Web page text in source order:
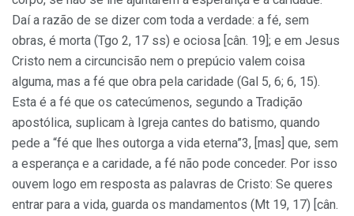
Daí a razão de se dizer com toda a verdade: a fé, sem
obras, é morta (Tgo 2, 17 ss) e ociosa [cân. 19]; e em Jesus
Cristo nem a circuncisão nem o prepúcio valem coisa
alguma, mas a fé que obra pela caridade (Gal 5, 6; 6, 15).
Esta é a fé que os catecúmenos, segundo a Tradição
apostólica, suplicam à Igreja cantes do batismo, quando
pede a “fé que lhes outorga a vida eterna”3, [mas] que, sem
a esperança e a caridade, a fé não pode conceder. Por isso
ouvem logo em resposta as palavras de Cristo: Se queres
entrar para a vida, guarda os mandamentos (Mt 19, 17) [cân.